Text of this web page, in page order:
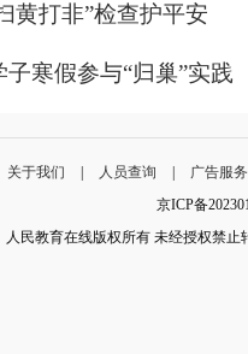
黄打非”检查护平安
寒假参与“归巢”实践
关于我们 人员查询
广告服
京ICP备
人民教育在线版权所有 未经授权禁